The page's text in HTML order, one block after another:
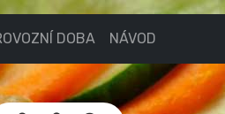
DOBA NÁVOD